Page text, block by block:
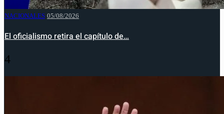
NACIONALES 05/08/2026
El oficialismo retira el capítulo de…
4